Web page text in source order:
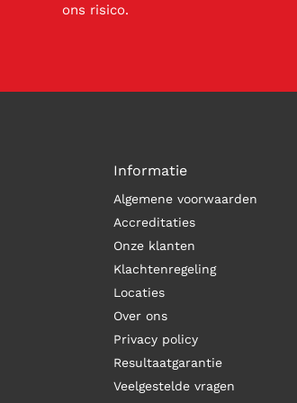
ons risico.
Informatie
Algemene voorwaarden
Accreditaties
Onze klanten
Klachtenregeling
Locaties
Over ons
Privacy policy
Resultaatgarantie
Veelgestelde vragen